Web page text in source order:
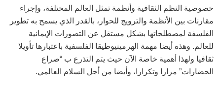
خصوصية النظم الثقافية وأنظمة تمثل العالم المختلفة، وإجراء
مقارنات بين الأنظمة والترويج للحوار، بالقدر الذي يسمح به تطوير
الفلسفة لمصطلحاتها بشكل مستقل عن التصورات الإيمانية
للعالم. وهذه أيضا مهمة الهرمينيوطيقا الفلسفية باعتبارها تأويلا
ثقافيا ولهذا أهمية خاصة الآن حيث يتم التذرع ب “صراع
الحضارات” مرارا وتكرارا، وأيضا من أجل السلام العالمي.